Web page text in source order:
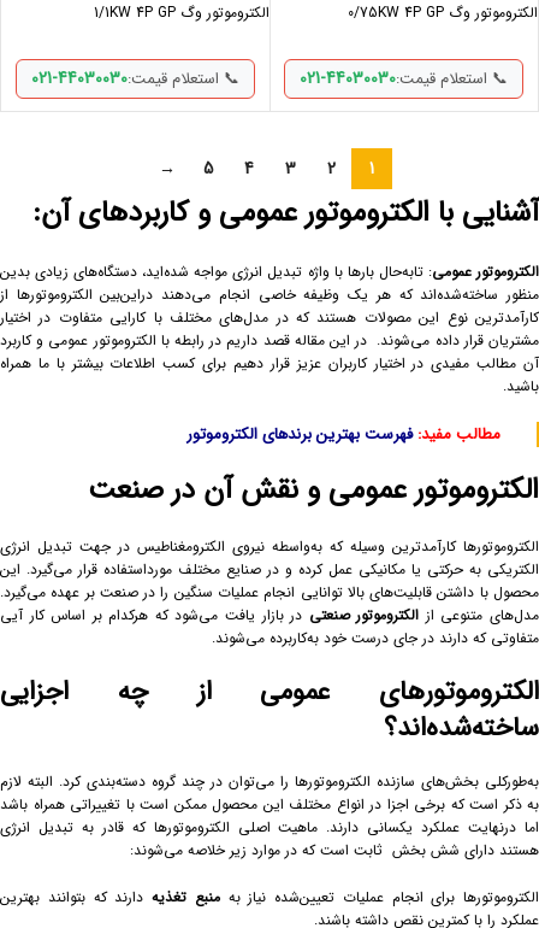
الکتروموتور وگ 0/75KW 4P GP
📞 استعلام قیمت:021-44030030
الکتروموتور وگ 1/1KW 4P GP
📞 استعلام قیمت:021-44030030
1
2
3
4
5
→
آشنایی با الکتروموتور عمومی و کاربردهای آن:
الکتروموتور عمومی: تابه‌حال بارها با واژه تبدیل انرژی مواجه شده‌اید، دستگاه‌های زیادی بدین
منظور ساخته‌شده‌اند که هر یک وظیفه خاصی انجام می‌دهند دراین‌بین الکتروموتورها از
کارآمدترین نوع این مصولات هستند که در مدل‌های مختلف با کارایی متفاوت در اختیار
مشتریان قرار داده می‌شوند. در این مقاله قصد داریم در رابطه با الکتروموتور عمومی و کاربرد
آن مطالب مفیدی در اختیار کاربران عزیز قرار دهیم برای کسب اطلاعات بیشتر با ما همراه
باشید.
مطالب مفید: فهرست بهترین برندهای الکتروموتور
الکتروموتور عمومی و نقش آن در صنعت
الکتروموتورها کارآمدترین وسیله که به‌واسطه نیروی الکترومغناطیس در جهت تبدیل انرژی
الکتریکی به حرکتی یا مکانیکی عمل کرده و در صنایع مختلف مورداستفاده قرار می‌گیرد. این
محصول با داشتن قابلیت‌های بالا توانایی انجام عملیات سنگین را در صنعت بر عهده می‌گیرد.
مدل‌های متنوعی از الکتروموتور صنعتی در بازار یافت می‌شود که هرکدام بر اساس کار آیی
متفاوتی که دارند در جای درست خود به‌کاربرده می‌شوند.
الکتروموتورهای عمومی از چه اجزایی
ساخته‌شده‌اند؟
به‌طورکلی بخش‌های سازنده الکتروموتورها را می‌توان در چند گروه دسته‌بندی کرد. البته لازم
به ذکر است که برخی اجزا در انواع مختلف این محصول ممکن است با تغییراتی همراه باشد
اما درنهایت عملکرد یکسانی دارند. ماهیت اصلی الکتروموتورها که قادر به تبدیل انرژی
هستند دارای شش بخش ثابت است که در موارد زیر خلاصه می‌شوند:
الکتروموتورها برای انجام عملیات تعیین‌شده نیاز بهمنبع تغذیه دارند که بتوانند بهترین
عملکرد را با کمترین نقص داشته باشند.